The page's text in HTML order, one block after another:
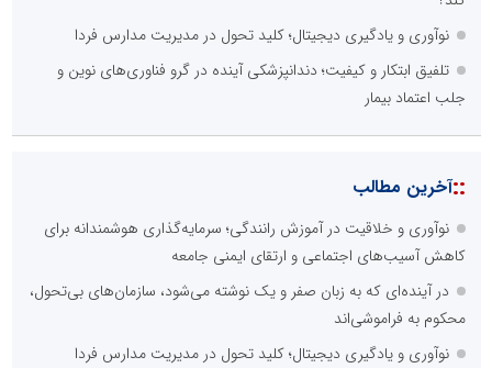
نوآوری و یادگیری دیجیتال؛ کلید تحول در مدیریت مدارس فردا
تلفیق ابتکار و کیفیت؛ دندانپزشکی آینده در گرو فناوری‌های نوین و
جلب اعتماد بیمار
::آخرین مطالب
نوآوری و خلاقیت در آموزش رانندگی؛ سرمایه‌گذاری هوشمندانه برای
کاهش آسیب‌های اجتماعی و ارتقای ایمنی جامعه
در آینده‌ای که به زبان صفر و یک نوشته می‌شود، سازمان‌های بی‌تحول،
محکوم به فراموشی‌اند
نوآوری و یادگیری دیجیتال؛ کلید تحول در مدیریت مدارس فردا